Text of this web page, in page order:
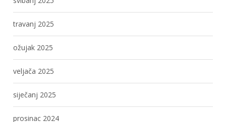
travanj 2025
ožujak 2025
veljača 2025
siječanj 2025
prosinac 2024